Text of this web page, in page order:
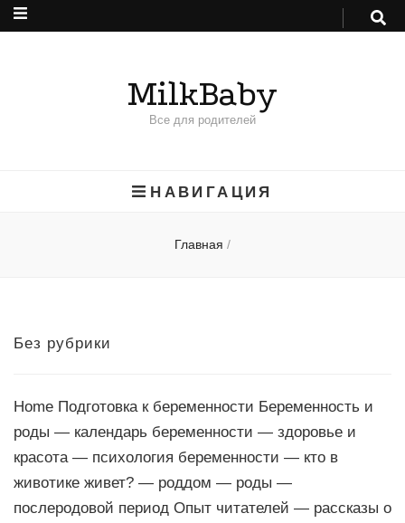
MilkBaby
Все для родителей
НАВИГАЦИЯ
Главная /
Без рубрики
Home Подготовка к беременности Беременность и
роды — календарь беременности — здоровье и
красота — психология беременности — кто в
животике живет? — роддом — роды —
послеродовой период Опыт читателей — рассказы о